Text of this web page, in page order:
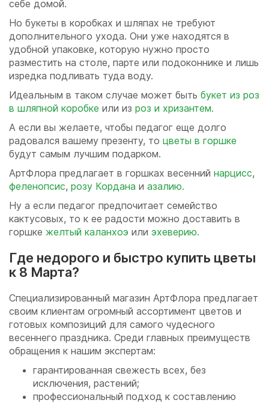
себе домой.
Но букеты в коробках и шляпах не требуют
дополнительного ухода. Они уже находятся в
удобной упаковке, которую нужно просто
разместить на столе, парте или подоконнике и лишь
изредка подливать туда воду.
Идеальным в таком случае может быть букет из роз
в шляпной коробке или из роз и хризантем.
А если вы желаете, чтобы педагог еще долго
радовался вашему презенту, то цветы в горшке
будут самым лучшим подарком.
АртФлора предлагает в горшках весенний нарцисс,
феленопсис, розу Кордана и азалию.
Ну а если педагог предпочитает семейство
кактусовых, то к ее радости можно доставить в
горшке желтый каланхоэ или эхеверию.
Где недорого и быстро купить цветы
к 8 Марта?
Специализированный магазин АртФлора предлагает
своим клиентам огромный ассортимент цветов и
готовых композиций для самого чудесного
весеннего праздника. Среди главных преимуществ
обращения к нашим экспертам:
гарантированная свежесть всех, без
исключения, растений;
профессиональный подход к составлению